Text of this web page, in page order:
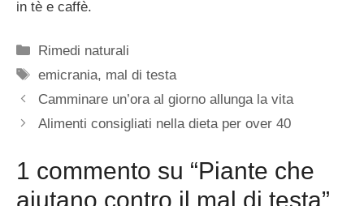
in tè e caffè.
Categorie
Rimedi naturali
Tag
emicrania, mal di testa
Camminare un’ora al giorno allunga la vita
Alimenti consigliati nella dieta per over 40
1 commento su “Piante che
aiutano contro il mal di testa”